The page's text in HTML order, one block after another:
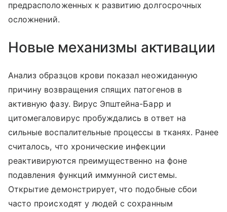
предрасположенных к развитию долгосрочных
осложнений.
Новые механизмы активации
Анализ образцов крови показал неожиданную
причину возвращения спящих патогенов в
активную фазу. Вирус Эпштейна-Барр и
цитомегаловирус пробуждались в ответ на
сильные воспалительные процессы в тканях. Ранее
считалось, что хронические инфекции
реактивируются преимущественно на фоне
подавления функций иммунной системы.
Открытие демонстрирует, что подобные сбои
часто происходят у людей с сохранным